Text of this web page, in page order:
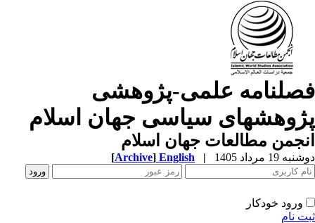
علمی-پژوهشی
سیاسی جهان اسلام
مطالعات جهان اسلام
19 مرداد 1405 |
English
[Archive]
ورود خودکار
نام